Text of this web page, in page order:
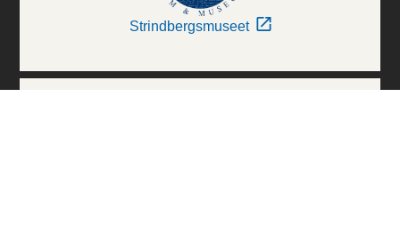
Strindbergsmuseet